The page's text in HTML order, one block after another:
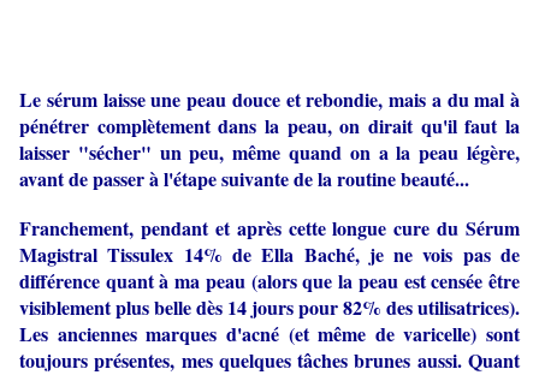
Le sérum laisse une peau douce et rebondie, mais a du mal à
pénétrer complètement dans la peau, on dirait qu'il faut la
laisser "sécher" un peu, même quand on a la peau légère,
avant de passer à l'étape suivante de la routine beauté...
Franchement, pendant et après cette longue cure du Sérum
Magistral Tissulex 14% de Ella Baché, je ne vois pas de
différence quant à ma peau (alors que la peau est censée être
visiblement plus belle dès 14 jours pour 82% des utilisatrices).
Les anciennes marques d'acné (et même de varicelle) sont
toujours présentes, mes quelques tâches brunes aussi. Quant